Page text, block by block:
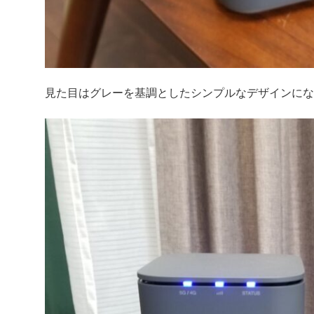
見た目はグレーを基調としたシンプルなデザインに